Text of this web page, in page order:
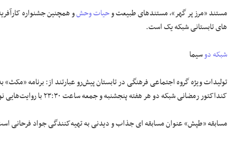
مستند «مرز پر گهر»، مستندهای طبیعت وحیات وحشو همچنین جشنواره
های تابستانی شبکه یک است.
شبکه دوسیما
تولیدات ویژه گروه اجتماعی فرهنگی در تابستان پیش‌رو عبارتند از: برنامه «مکث»
کنداکتور رمضانی شبکه دو هر هفته پنجشنبه و جمعه ساعت ۲۳:۳۰ با روایت‌هایی نو روانه آنتن می‌شود.
مسابقه «طپش» عنوان مسابقه ای جذاب و دیدنی به تهیه‌کنندگی جواد فرحانی است که از اواخر